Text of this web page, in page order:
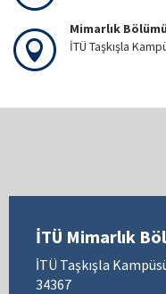
Mimarlık
İTÜ Taşkışla
İTÜ Mimarlık
İTÜ Taşkışla
34367